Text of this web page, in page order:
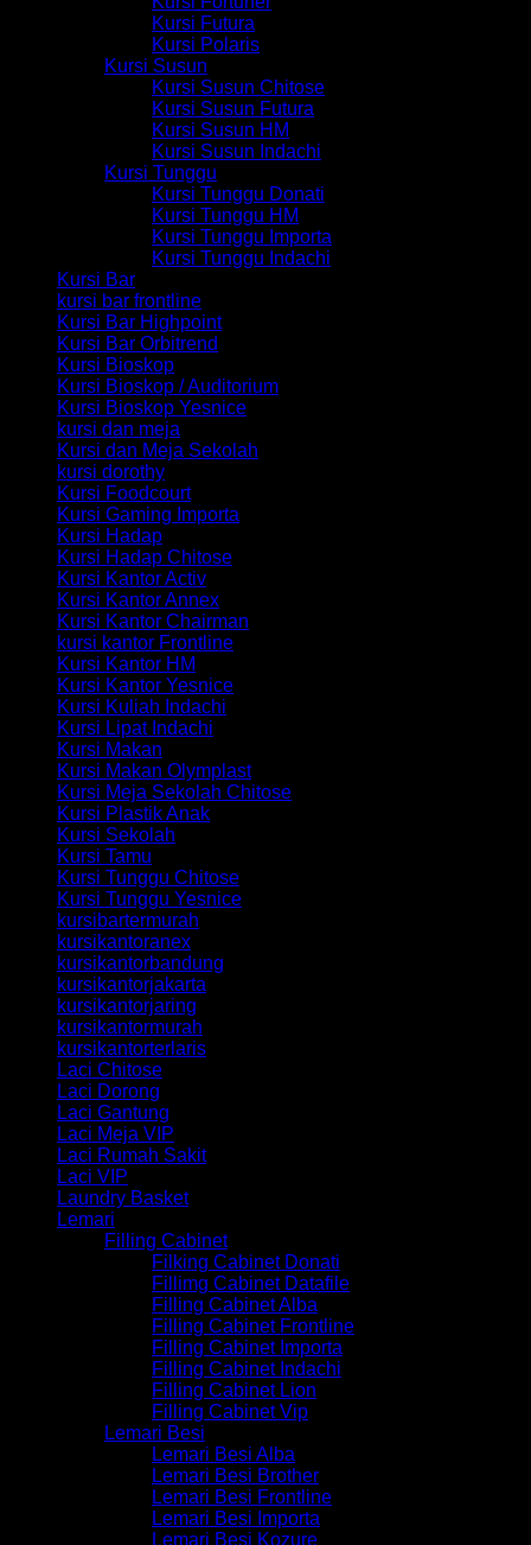
Kursi Futura
Kursi Polaris
Kursi Susun
Kursi Susun Chitose
Kursi Susun Futura
Kursi Susun HM
Kursi Susun Indachi
Kursi Tunggu
Kursi Tunggu Donati
Kursi Tunggu HM
Kursi Tunggu Importa
Kursi Tunggu Indachi
Kursi Bar
kursi bar frontline
Kursi Bar Highpoint
Kursi Bar Orbitrend
Kursi Bioskop
Kursi Bioskop / Auditorium
Kursi Bioskop Yesnice
kursi dan meja
Kursi dan Meja Sekolah
kursi dorothy
Kursi Foodcourt
Kursi Gaming Importa
Kursi Hadap
Kursi Hadap Chitose
Kursi Kantor Activ
Kursi Kantor Annex
Kursi Kantor Chairman
kursi kantor Frontline
Kursi Kantor HM
Kursi Kantor Yesnice
Kursi Kuliah Indachi
Kursi Lipat Indachi
Kursi Makan
Kursi Makan Olymplast
Kursi Meja Sekolah Chitose
Kursi Plastik Anak
Kursi Sekolah
Kursi Tamu
Kursi Tunggu Chitose
Kursi Tunggu Yesnice
kursibartermurah
kursikantoranex
kursikantorbandung
kursikantorjakarta
kursikantorjaring
kursikantormurah
kursikantorterlaris
Laci Chitose
Laci Dorong
Laci Gantung
Laci Meja VIP
Laci Rumah Sakit
Laci VIP
Laundry Basket
Lemari
Filling Cabinet
Filking Cabinet Donati
Fillimg Cabinet Datafile
Filling Cabinet Alba
Filling Cabinet Frontline
Filling Cabinet Importa
Filling Cabinet Indachi
Filling Cabinet Lion
Filling Cabinet Vip
Lemari Besi
Lemari Besi Alba
Lemari Besi Brother
Lemari Besi Frontline
Lemari Besi Importa
Lemari Besi Kozure